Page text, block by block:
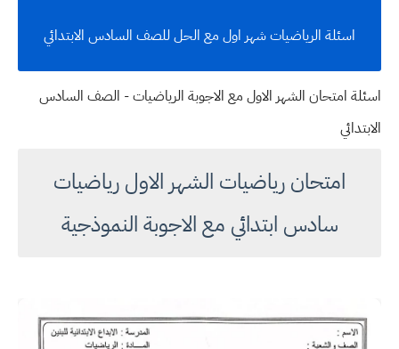
اسئلة الرياضيات شهر اول مع الحل للصف السادس الابتدائي
اسئلة امتحان الشهر الاول مع الاجوبة الرياضيات - الصف السادس
الابتدائي
امتحان رياضيات الشهر الاول رياضيات
سادس ابتدائي مع الاجوبة النموذجية